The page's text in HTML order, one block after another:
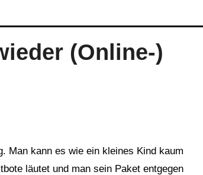
(Online-)
läutet und man sein Paket entgegen